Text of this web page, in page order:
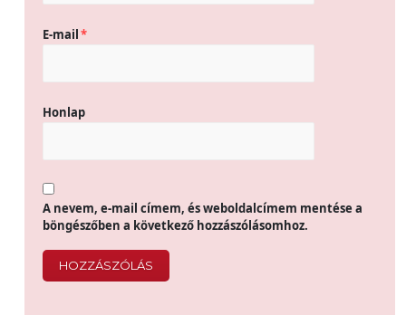
E-mail*
Honlap
A nevem, e-mail címem, és weboldalcímem mentése a
böngészőben a következő hozzászólásomhoz.